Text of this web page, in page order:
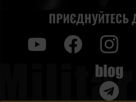
ПРИЄДНУЙТЕСЬ
Blog